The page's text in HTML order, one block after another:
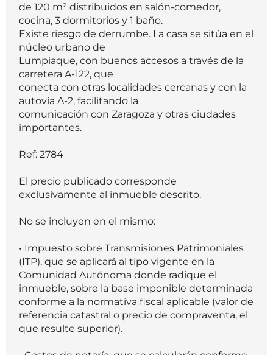
de 120 m² distribuidos en salón-comedor,
cocina, 3 dormitorios y 1 baño.
Existe riesgo de derrumbe. La casa se sitúa en el
núcleo urbano de
Lumpiaque, con buenos accesos a través de la
carretera A-122, que
conecta con otras localidades cercanas y con la
autovía A-2, facilitando la
comunicación con Zaragoza y otras ciudades
importantes.
Ref: 2784
El precio publicado corresponde
exclusivamente al inmueble descrito.
No se incluyen en el mismo:
• Impuesto sobre Transmisiones Patrimoniales
(ITP), que se aplicará al tipo vigente en la
Comunidad Autónoma donde radique el
inmueble, sobre la base imponible determinada
conforme a la normativa fiscal aplicable (valor de
referencia catastral o precio de compraventa, el
que resulte superior).